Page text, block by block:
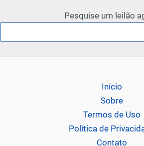
Pesquise um leilão
Início
Sobre
Termos de Uso
Política de
Contato